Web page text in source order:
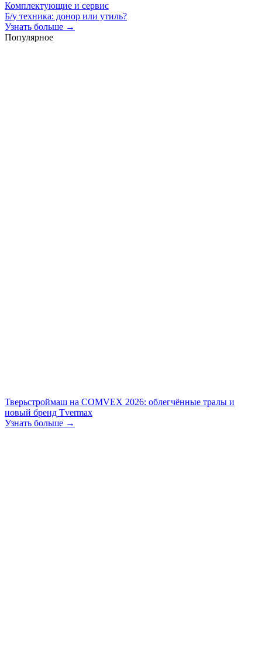
Комплектующие и сервис
Б/у техника: донор или утиль?
Узнать больше →
Популярное
Тверьстроймаш на COMVEX 2026: облегчённые тралы и
новый бренд Tvermax
Узнать больше →